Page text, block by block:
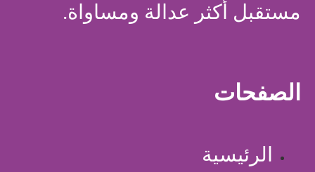
مستقبل أكثر عدالة ومساواة.
الصفحات
الرئيسية